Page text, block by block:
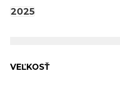
z
5
2025
VEĽKOSŤ
o